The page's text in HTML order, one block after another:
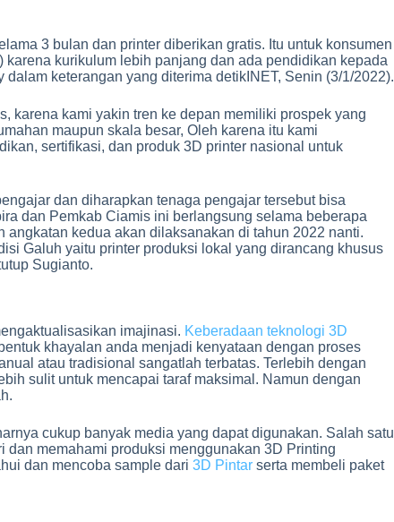
3 bulan dan printer diberikan gratis. Itu untuk konsumen
kurikulum lebih panjang dan ada pendidikan kepada
keterangan yang diterima detikINET, Senin (3/1/2022).
karena kami yakin tren ke depan memiliki prospek yang
maupun skala besar, Oleh karena itu kami
sertifikasi, dan produk 3D printer nasional untuk
dan diharapkan tenaga pengajar tersebut bisa
dan Pemkab Ciamis ini berlangsung selama beberapa
kedua akan dilaksanakan di tahun 2022 nanti.
Galuh yaitu printer produksi lokal yang dirancang khusus
Sugianto.
imajinasi. Keberadaan teknologi 3D
khayalan anda menjadi kenyataan dengan proses
atau tradisional sangatlah terbatas. Terlebih dengan
sulit untuk mencapai taraf maksimal. Namun dengan
cukup banyak media yang dapat digunakan. Salah satu
memahami produksi menggunakan 3D Printing
dan mencoba sample dari 3D Pintar serta membeli paket